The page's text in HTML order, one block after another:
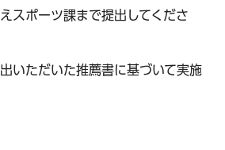
スポーツ課まで提出してくださ
いただいた推薦書に基づいて実施